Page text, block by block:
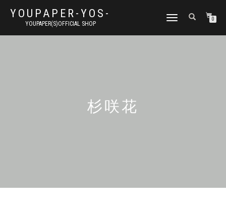
YOUPAPER-YOS-
YOUPAPER(S)OFFICIAL SHOP
ナ
ゲ
0
杉咲花